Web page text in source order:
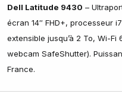
Dell Latitude 9430 –
écran 14″ FHD+, processeur
extensible jusqu’à 2 To, Wi-
webcam SafeShutter).
France.